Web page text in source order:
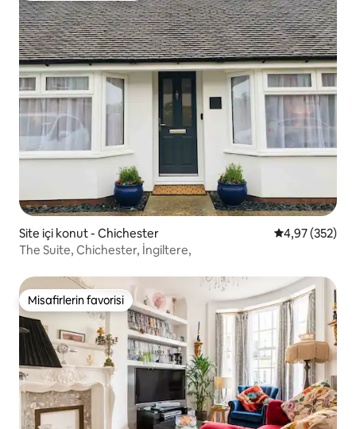
Site içi konut - Chichester 5 üzerinden
4,97 (352)
The Suite, Chichester, İngiltere,
Misafirlerin favorisi
Misafirlerin favorisi